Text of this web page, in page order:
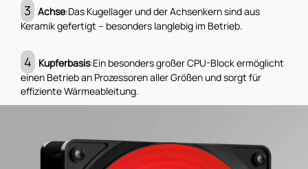
3 Achse:Das Kugellager und der Achsenkern sind aus
Keramik gefertigt – besonders langlebig im Betrieb.
4 Kupferbasis:Ein besonders großer CPU-Block ermöglicht
einen Betrieb an Prozessoren aller Größen und sorgt für
effiziente Wärmeableitung.